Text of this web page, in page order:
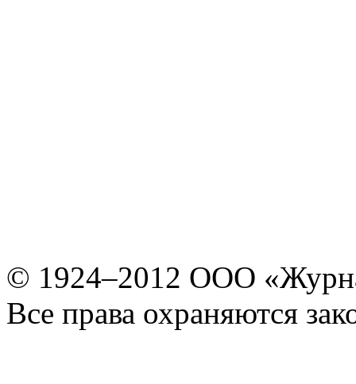
© 1924–2012 ООО
Все права охраняются